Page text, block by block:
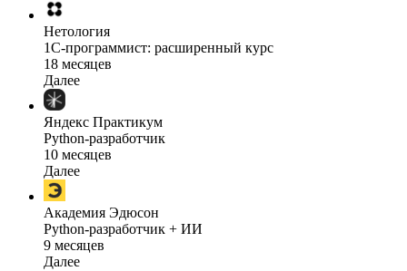
Нетология
1C-программист: расширенный курс
18 месяцев
Далее
Яндекс Практикум
Python-разработчик
10 месяцев
Далее
Академия Эдюсон
Python-разработчик + ИИ
9 месяцев
Далее